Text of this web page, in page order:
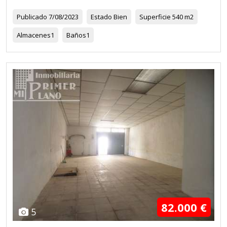
Publicado 7/08/2023 Estado Bien Superficie 540 m2
Almacenes1 Baños1
5 82.000 €